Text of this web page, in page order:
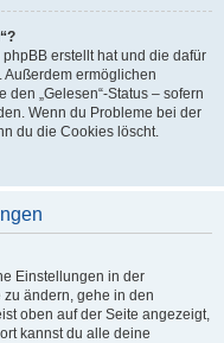
erstellt hat und die dafür
Außerdem ermöglichen
„Gelesen“-Status – sofern
Wenn du Probleme bei der
du die Cookies löscht.
Einstellungen in der
ändern, gehe in den
oben auf der Seite angezeigt,
kannst du alle deine